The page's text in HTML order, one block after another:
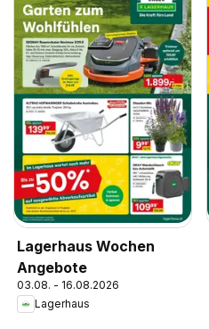
Lagerhaus Wochen
Angebote
03.08. - 16.08.2026
Lagerhaus